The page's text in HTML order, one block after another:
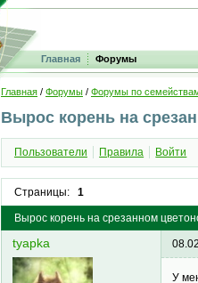
Главная Форумы
Главная / Форумы / Форумы по
Вырос корень на
Пользователи Правила Войти
Страницы: 1
Вырос корень на срезанном
tyapka
У